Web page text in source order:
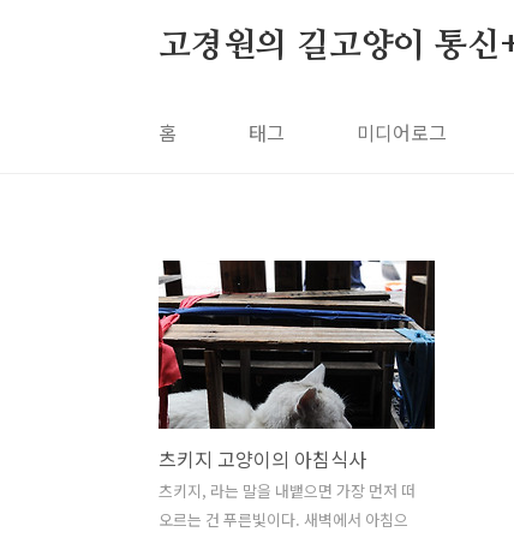
고경원의 길고양이 통신
홈 태그 미디어로그
츠키지 고양이의 아침식사
츠키지, 라는 말을 내뱉으면 가장 먼저 떠
오르는 건 푸른빛이다. 새벽에서 아침으